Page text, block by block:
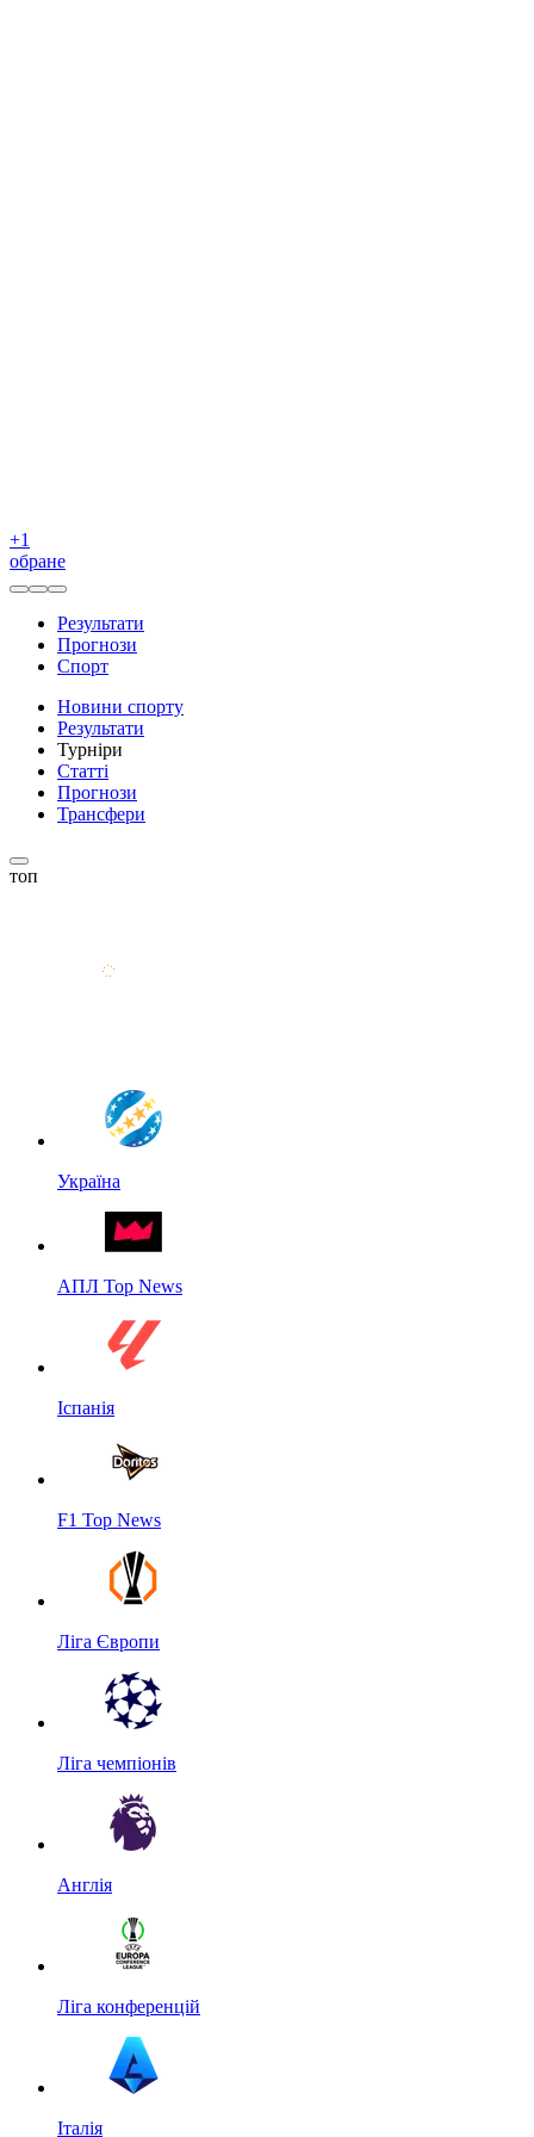
+1
обране
Результати
Прогнози
Спорт
Новини спорту
Результати
Турніри
Статті
Прогнози
Трансфери
топ
Україна
АПЛ Top News
Іспанія
F1 Top News
Ліга Європи
Ліга чемпіонів
Англія
Ліга конференцій
Італія